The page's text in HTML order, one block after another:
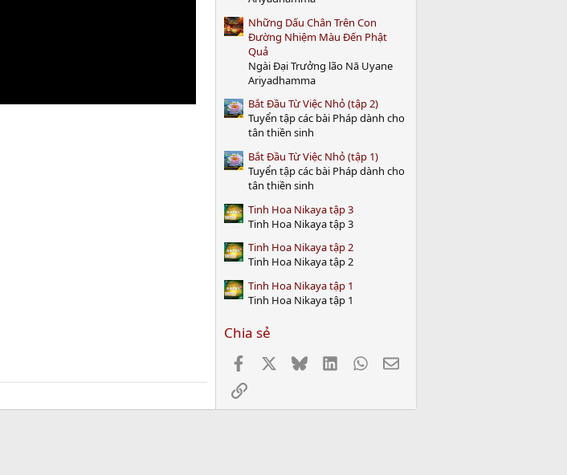
Những Dấu Chân Trên Con
Đường Nhiệm Màu Đến Phật
Quả
Ngài Đại Trưởng lão Nā Uyane
Ariyadhamma
Bắt Đầu Từ Việc Nhỏ (tập 2)
Tuyển tập các bài Pháp dành cho
tân thiền sinh
Bắt Đầu Từ Việc Nhỏ (tập 1)
Tuyển tập các bài Pháp dành cho
tân thiền sinh
Tinh Hoa Nikaya tập 3
Tinh Hoa Nikaya tập 3
Tinh Hoa Nikaya tập 2
Tinh Hoa Nikaya tập 2
Tinh Hoa Nikaya tập 1
Tinh Hoa Nikaya tập 1
Chia sẻ
Facebook Bluesky LinkedInWhatsApp
Email
Link